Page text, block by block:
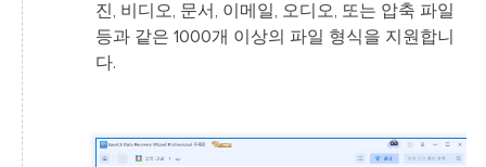
진, 비디오, 문서, 이메일, 오디오, 또는 압축 파일
등과 같은 1000개 이상의 파일 형식을 지원합니
다.